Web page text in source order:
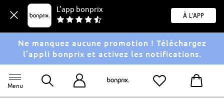
L’app bonprix
À l'app
Ne manquez aucune promotion ! Téléchargez
l’appli bonprix et activez les notifications.
Menu